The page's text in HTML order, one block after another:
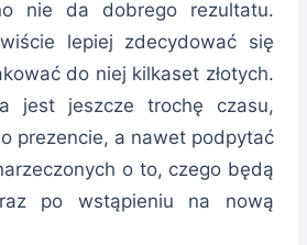
nie da dobrego rezultatu.
lepiej zdecydować się
do niej kilkaset złotych.
jest jeszcze trochę czasu,
prezencie, a nawet podpytać
o to, czego będą
po wstąpieniu na nową